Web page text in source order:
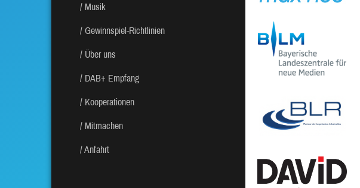
Musik
Gewinnspiel-Richtlinien
Über uns
DAB+ Empfang
Kooperationen
Mitmachen
Anfahrt